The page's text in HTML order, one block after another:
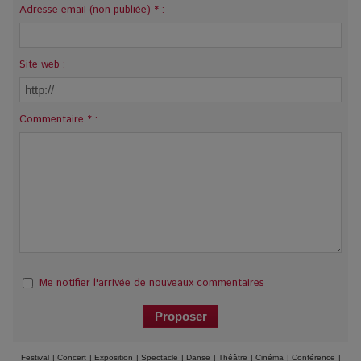
Adresse email (non publiée) * :
Site web :
Commentaire * :
Me notifier l'arrivée de nouveaux commentaires
Festival | Concert | Exposition | Spectacle | Danse | Théâtre | Cinéma | Conférence |